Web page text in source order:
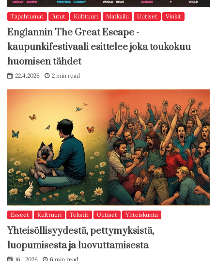
Tapahtumat Jutut Kulttuuri Matkailu Uutiset Vinkit
Englannin The Great Escape -
kaupunkifestivaali esittelee joka toukokuu
huomisen tähdet
22.4.2026 2 min read
Esseet Kulttuuri Tekstit Uutiset Yhteiskunta
Yhteisöllisyydestä, pettymyksistä,
luopumisesta ja luovuttamisesta
16.1.2026 6 min read